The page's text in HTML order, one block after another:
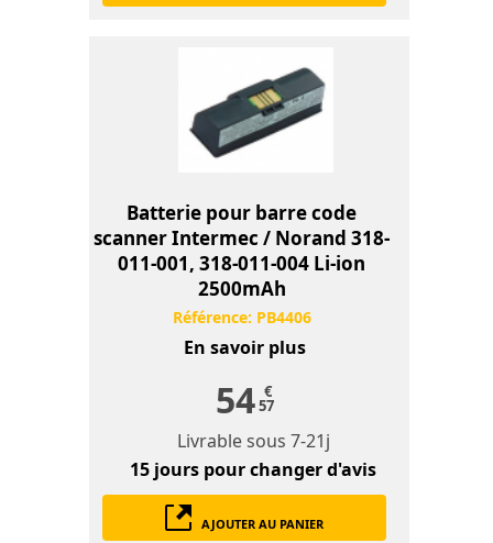
Batterie pour barre code
scanner Intermec / Norand 318-
011-001, 318-011-004 Li-ion
2500mAh
Référence: PB4406
En savoir plus
54 €
57
Livrable sous 7-21j
15 jours pour changer d'avis
AJOUTER AU PANIER